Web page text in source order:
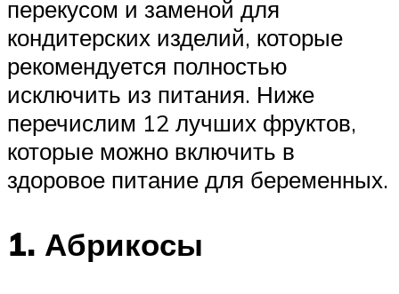
перекусом и заменой для
кондитерских изделий, которые
рекомендуется полностью
исключить из питания. Ниже
перечислим 12 лучших фруктов,
которые можно включить в
здоровое питание для беременных.
1. Абрикосы